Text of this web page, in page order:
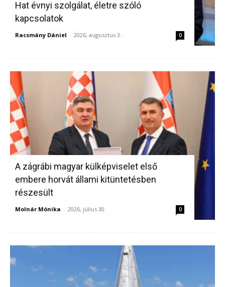
Hat évnyi szolgálat, életre szóló
kapcsolatok
Racsmány Dániel - 2026, augusztus 3. 0
A zágrábi magyar külképviselet első
embere horvát állami kitüntetésben
részesült
Molnár Mónika - 2026, július 30. 0